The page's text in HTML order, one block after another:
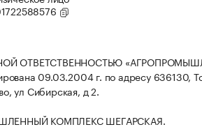
ОТВЕТСТВЕННОСТЬЮ
09.03.2004 г. по адресу 636130,
ул Сибирская, д 2.
КОМПЛЕКС ШЕГАРСКАЯ.